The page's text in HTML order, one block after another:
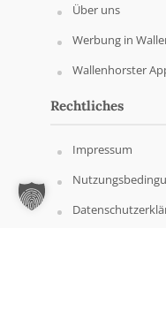
Über uns
Werbung in
Wallenhorster
Rechtliches
Impressum